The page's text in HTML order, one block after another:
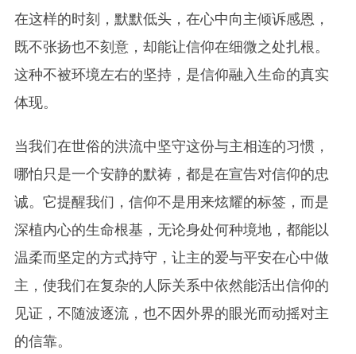
在这样的时刻，默默低头，在心中向主倾诉感恩，
既不张扬也不刻意，却能让信仰在细微之处扎根。
这种不被环境左右的坚持，是信仰融入生命的真实
体现。
当我们在世俗的洪流中坚守这份与主相连的习惯，
哪怕只是一个安静的默祷，都是在宣告对信仰的忠
诚。它提醒我们，信仰不是用来炫耀的标签，而是
深植内心的生命根基，无论身处何种境地，都能以
温柔而坚定的方式持守，让主的爱与平安在心中做
主，使我们在复杂的人际关系中依然能活出信仰的
见证，不随波逐流，也不因外界的眼光而动摇对主
的信靠。